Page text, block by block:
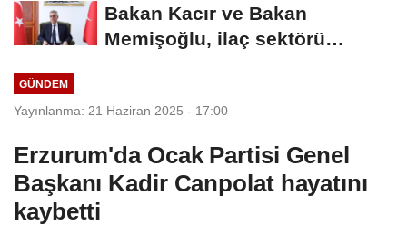
Bakan Kacır ve Bakan
Memişoğlu, ilaç sektörü
GÜNDEM
Yayınlanma: 21 Haziran 2025 - 17:00
Erzurum'da Ocak Partisi Genel
Başkanı Kadir Canpolat hayatını
kaybetti